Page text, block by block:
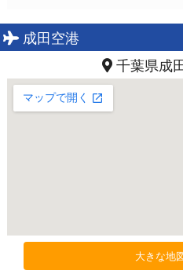
成田空港
千葉県成
大きな地